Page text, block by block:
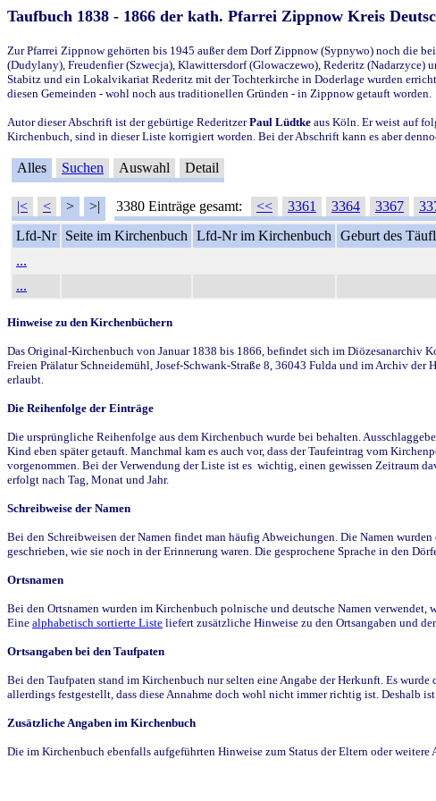
Taufbuch 1838 - 1866 der kath. Pfarrei Zippnow Kreis
Zur Pfarrei Zippnow gehörten bis 1945 außer dem Dorf Zippnow (Sypnywo) noch die
(Dudylany), Freudenfier (Szwecja), Klawittersdorf (Glowaczewo), Rederitz
Stabitz und ein Lokalvikariat Rederitz mit der Tochterkirche in Doderlage wurden
diesen Gemeinden - wohl noch aus traditionellen Gründen - in Zippnow getauft worden.
Autor dieser Abschrift ist der gebürtige RederitzerPaul Lüdtke aus Köln. Er weist auf
Kirchenbuch, sind in dieser Liste korrigiert worden. Bei der Abschrift kann es aber
Alles Suchen Auswahl Detail
|< < > >| 3380 Einträge gesamt: << 3361 3364 3367
Lfd-Nr
Seite im Kirchenbuch Lfd-Nr im Kirchenbuch Geburt des
...
...
Hinweise zu den Kirchenbüchern
Das Original-Kirchenbuch von Januar 1838 bis 1866, befindet sich im Diözesanarchiv
Freien Prälatur Schneidemühl, Josef-Schwank-Straße 8, 36043 Fulda und im Archiv
erlaubt.
Die Reihenfolge der Einträge
Die ursprüngliche Reihenfolge aus dem Kirchenbuch wurde bei behalten.
Kind eben später getauft. Manchmal kam es auch vor, dass der Taufeintrag vom
vorgenommen. Bei der Verwendung der Liste ist es wichtig, einen gewissen Zeitraum
erfolgt nach Tag, Monat und Jahr.
Schreibweise der Namen
Bei den Schreibweisen der Namen findet man häufig Abweichungen. Die Namen
geschrieben, wie sie noch in der Erinnerung waren. Die gesprochene Sprache in den
Ortsnamen
Bei den Ortsnamen wurden im Kirchenbuch polnische und deutsche Namen
Eine alphabetisch sortierte Liste liefert zusätzliche Hinweise zu den Ortsangaben und
Ortsangaben bei den Taufpaten
Bei den Taufpaten stand im Kirchenbuch nur selten eine Angabe der Herkunft. Es
allerdings festgestellt, dass diese Annahme doch wohl nicht immer richtig ist. Deshalb
Zusätzliche Angaben im Kirchenbuch
Die im Kirchenbuch ebenfalls aufgeführten Hinweise zum Status der Eltern oder weitere